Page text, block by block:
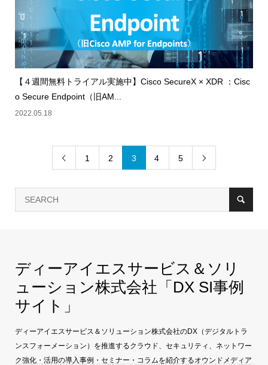
【４週間無料トライアル実施中】Cisco SecureX × XDR ：Cisc
o Secure Endpoint（旧AM...
2022.05.18
 1 2 3 4 5 
ディーアイエスサービス＆ソリ
ューション株式会社「DX SI事例
サイト」
ディーアイエスサービス＆ソリューション株式会社のDX（デジタルトラ
ンスフォーメーション）を推進するクラウド、セキュリティ、ネットワー
ク強化・活用の導入事例・セミナー・コラムを紹介するオウンドメディア